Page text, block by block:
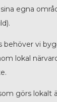
egna
behöver vi
lokal
görs lokalt